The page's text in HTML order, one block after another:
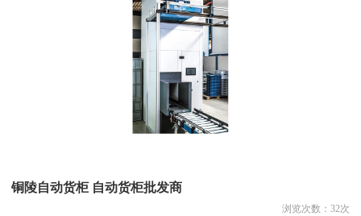
铜陵自动货柜 自动货柜批发商
浏览次数： 32次